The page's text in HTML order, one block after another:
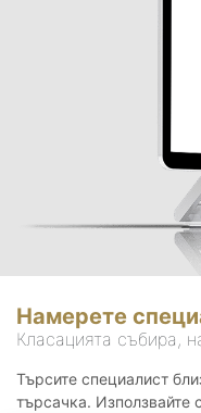
Намерете
Класацията събира,
Търсите специалист
търсачка. Използвайте